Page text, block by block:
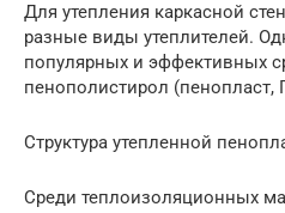
Для утепления каркасной
разные виды утеплителей.
популярных и эффективных
пенополистирол (пенопласт,
Структура утепленной
Среди теплоизоляционных